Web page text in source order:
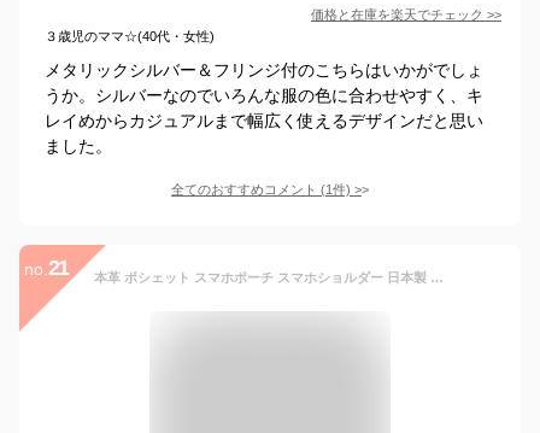
価格と在庫を楽天でチェック >>
３歳児のママ☆(40代・女性)
メタリックシルバー＆フリンジ付のこちらはいかがでしょ
うか。シルバーなのでいろんな服の色に合わせやすく、キ
レイめからカジュアルまで幅広く使えるデザインだと思い
ました。
全てのおすすめコメント (1件) >
no. 21 本革 ポシェット スマホポーチ スマホショルダー 日本製 送料無料 革 斜めがけ 斜めがけバッグ レディース スマホ ショルダー おしゃれ かわいい レザー 女の子 財布 ポーチ ギフト 雑貨 還暦 母 誕生日 クリスマス プレゼント 女性 LIME L8005